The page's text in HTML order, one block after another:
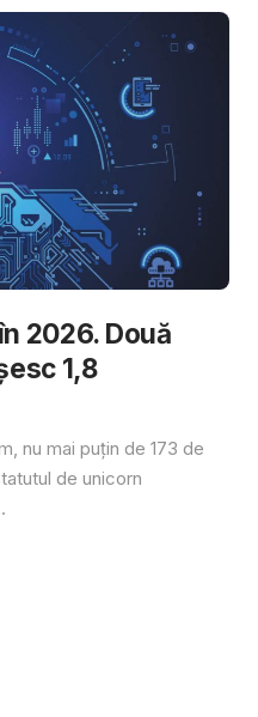
2026. Două
1,8
nu mai puțin de 173 de
de unicorn